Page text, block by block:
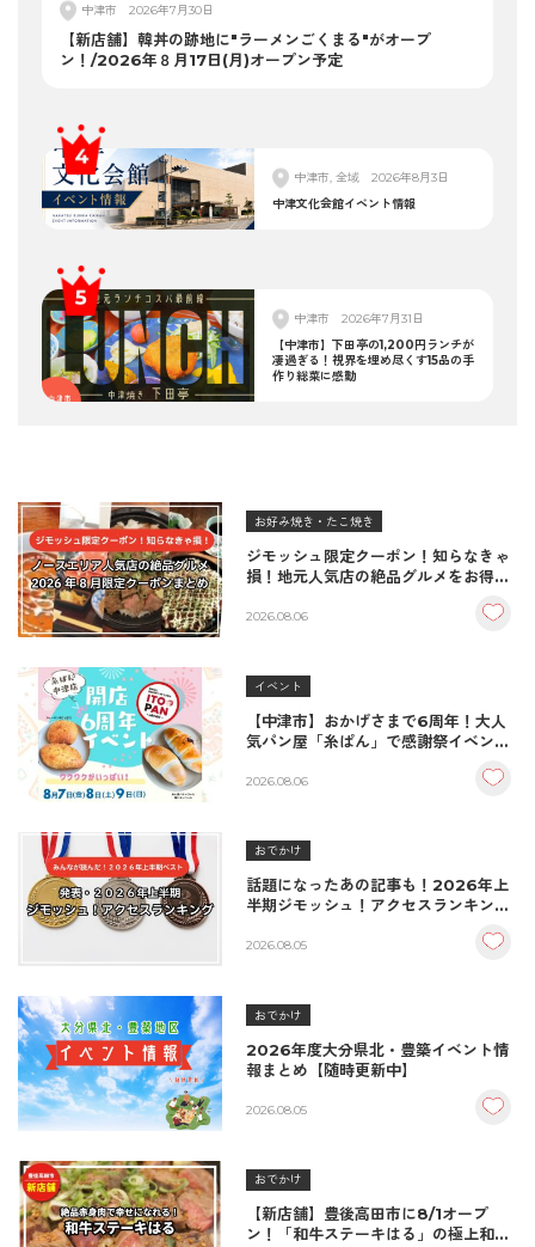
中津市 2026年7月30日
【新店舗】韓丼の跡地に"ラーメンごくまる"がオープ
ン！/2026年８月17日(月)オープン予定
中津市, 全域
2026年8月3日
中津文化会館イベント情報
中津市
2026年7月31日
【中津市】下田亭の1,200円ランチが
凄過ぎる！視界を埋め尽くす15品の手
作り総菜に感動
お好み焼き・たこ焼き
ジモッシュ限定クーポン！知らなきゃ
損！地元人気店の絶品グルメをお得に
2026.08.06
イベント
【中津市】おかげさまで6周年！大人
気パン屋「糸ぱん」で感謝祭イベント
♪（8/7〜8/9）
2026.08.06
おでかけ
話題になったあの記事も！2026年上
半期ジモッシュ！アクセスランキング
2026.08.05
おでかけ
2026年度大分県北・豊築イベント情
報まとめ【随時更新中】
2026.08.05
おでかけ
【新店舗】豊後高田市に8/1オープ
ン！「和牛ステーキはる」の極上和牛